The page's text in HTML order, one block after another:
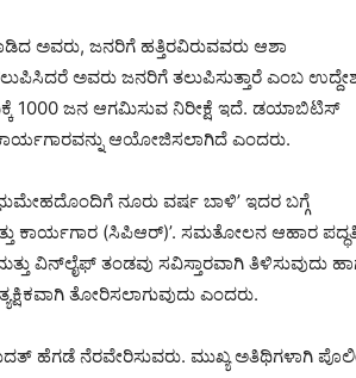
ಅವರು, ಜನರಿಗೆ ಹತ್ತಿರವಿರುವವರು ಆಶಾ
ಅವರು ಜನರಿಗೆ ತಲುಪಿಸುತ್ತಾರೆ ಎಂಬ
1000 ಜನ ಆಗಮಿಸುವ ನಿರೀಕ್ಷೆ ಇದೆ. ಡಯಾಬಿಟಿಸ್
ಆಯೋಜಿಸಲಾಗಿದೆ ಎಂದರು.
ನೂರು ವರ್ಷ ಬಾಳಿ’ ಇದರ ಬಗ್ಗೆ
ಕಾರ್ಯಗಾರ (ಸಿಪಿಆರ್)’. ಸಮತೋಲನ ಆಹಾರ
ತಂಡವು ಸವಿಸ್ತಾರವಾಗಿ ತಿಳಿಸುವುದು
ತೋರಿಸಲಾಗುವುದು ಎಂದರು.
ಹೆಗಡೆ ನೆರವೇರಿಸುವರು. ಮುಖ್ಯ ಅತಿಥಿಗಳಾಗಿ